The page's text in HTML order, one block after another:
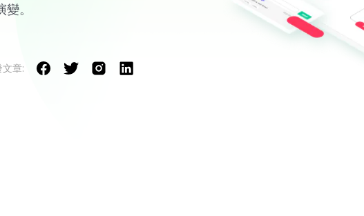
時尚設計
EdrawMind 更新日志 >
。
章: